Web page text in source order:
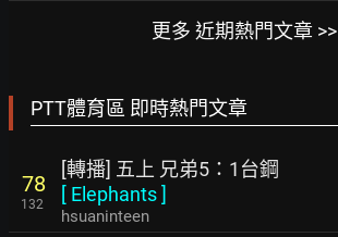
更多 近期熱門文章 >>
PTT體育區 即時熱門文章
78
132
[轉播] 五上 兄弟5：1台鋼
[ Elephants]
hsuaninteen